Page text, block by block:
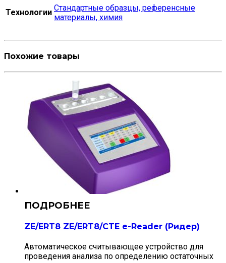
Технологии Стандартные образцы, референсные
материалы, химия
Похожие товары
ZE/ERT8 ZE/ERT8/CTE e-Reader (Ридер)
Автоматическое считывающее устройство для
проведения анализа по определению остаточных